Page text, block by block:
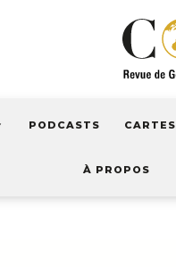
PODCASTS CARTES
À PROPOS